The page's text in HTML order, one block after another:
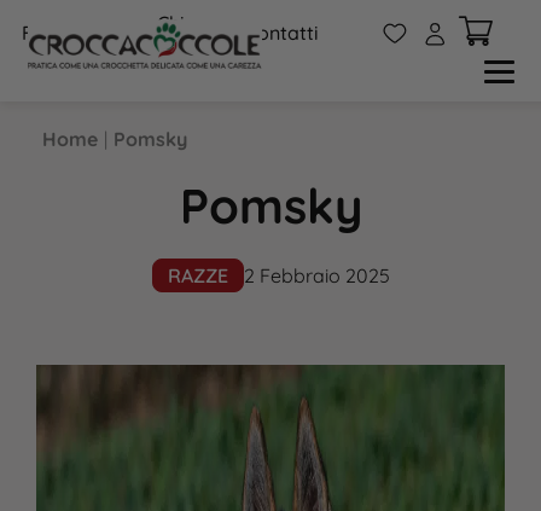
FAQs
Chi
siamo
Contatti W A
Home | Pomsky
Pomsky
RAZZE 2 Febbraio 2025